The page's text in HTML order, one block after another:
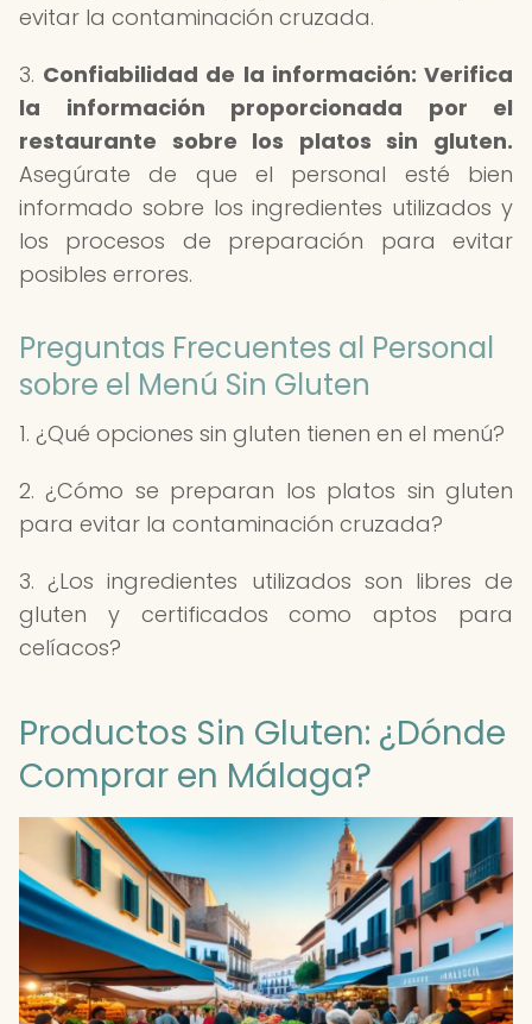
evitar la contaminación cruzada.
3. Confiabilidad de la información: Verifica
la información proporcionada por el
restaurante sobre los platos sin gluten.
Asegúrate de que el personal esté bien
informado sobre los ingredientes utilizados y
los procesos de preparación para evitar
posibles errores.
Preguntas Frecuentes al Personal
sobre el Menú Sin Gluten
1. ¿Qué opciones sin gluten tienen en el menú?
2. ¿Cómo se preparan los platos sin gluten
para evitar la contaminación cruzada?
3. ¿Los ingredientes utilizados son libres de
gluten y certificados como aptos para
celíacos?
Productos Sin Gluten: ¿Dónde
Comprar en Málaga?